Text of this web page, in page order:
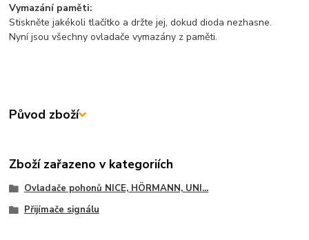
Vymazání paměti:
Stiskněte jakékoli tlačítko a držte jej, dokud dioda nezhasne.
Nyní jsou všechny ovladače vymazány z paměti.
Původ zboží
Zboží zařazeno v kategoriích
Ovladače pohonů NICE, HÖRMANN, UNI...
Přijímače signálu